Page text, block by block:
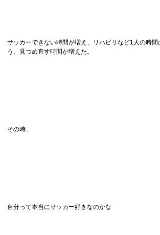
サッカーできない時間が増え、リハビリなど1人の時
う、見つめ直す時間が増えた。
その時、
自分って本当にサッカー好きなのかな